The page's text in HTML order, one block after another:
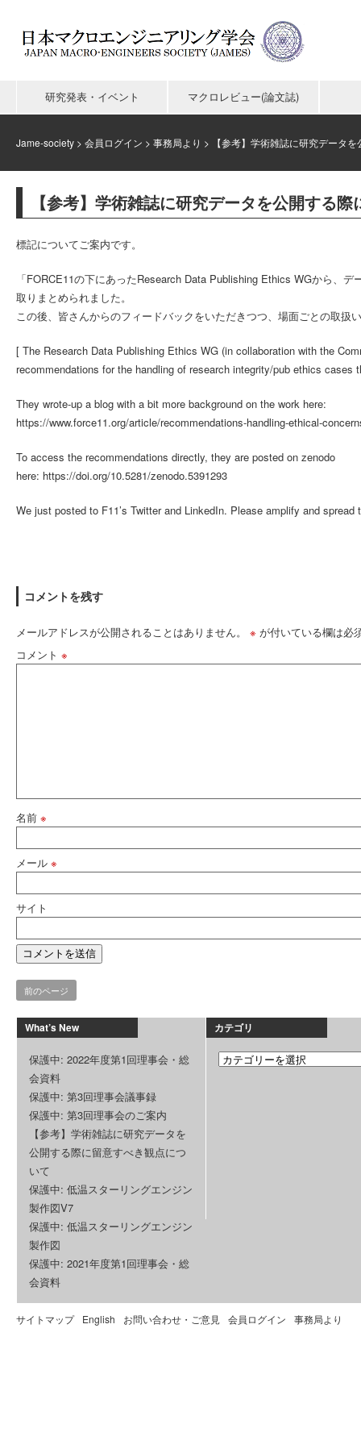
研究発表・イベント マクロレビュー(論文誌)
Jame-society > 会員ログイン > 事務局より > 【参考】学術雑誌に研究データ
【参考】学術雑誌に研究データを公開する
標記についてご案内です。
「FORCE11の下にあったResearch Data Publishing Ethics WGから、
取りまとめられました。
この後、皆さんからのフィードバックをいただきつつ、場面ごとの取
[ The Research Data Publishing Ethics WG (in collaboration with the
recommendations for the handling of research integrity/pub ethics cases
They wrote-up a blog with a bit more background on the work here:
https://www.force11.org/article/recommendations-handling-ethical-
To access the recommendations directly, they are posted on zenodo
here: https://doi.org/10.5281/zenodo.5391293
We just posted to F11’s Twitter and LinkedIn. Please amplify and spread
コメントを残す
メールアドレスが公開されることはありません。 ※ が付いている欄は必
コメント ※
名前 ※
メール ※
サイト
前のページ
What’s New
保護中: 2022年度第1回理事会・総
会資料
保護中: 第3回理事会議事録
保護中: 第3回理事会のご案内
【参考】学術雑誌に研究データを
公開する際に留意すべき観点につ
いて
保護中: 低温スターリングエンジン
製作図V7
保護中: 低温スターリングエンジン
製作図
保護中: 2021年度第1回理事会・総
会資料
カテゴリ
サイトマップ English お問い合わせ・ご意見 会員ログイン 事務局より